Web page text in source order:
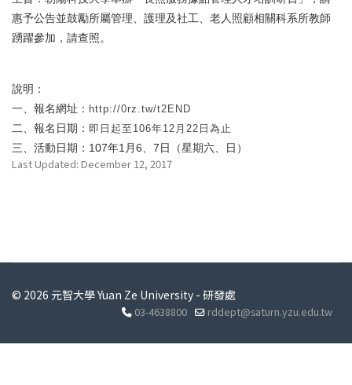
惠予公告並鼓勵所屬管理、護理及社工、老人照顧相關科系所教師
踴躍參加，請查照。
說明：
一、 報名網址： http://0rz.tw/t2END
二、 報名日期： 即日起至 106年12 月 22 日為止
三、 活動日期： 107年1 月 6、 7 日（星期六、日）
Last Updated: December 12, 2017
© 2026 元智大學 Yuan Ze University - 研發處
03-4638800 rddept@saturn.yzu.edu.tw